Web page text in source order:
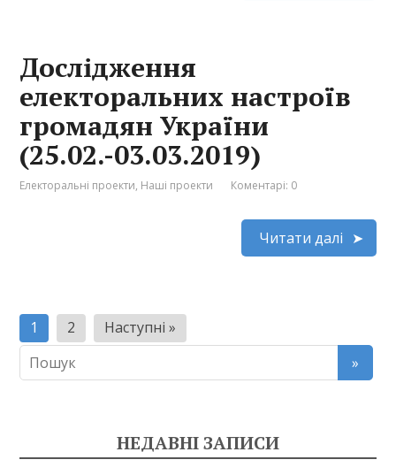
Дослідження
електоральних настроїв
громадян України
(25.02.-03.03.2019)
Електоральні проекти, Наші проекти Коментарі: 0
Читати далі
Пагінація
записів
1 2 Наступні »
НЕДАВНІ ЗАПИСИ